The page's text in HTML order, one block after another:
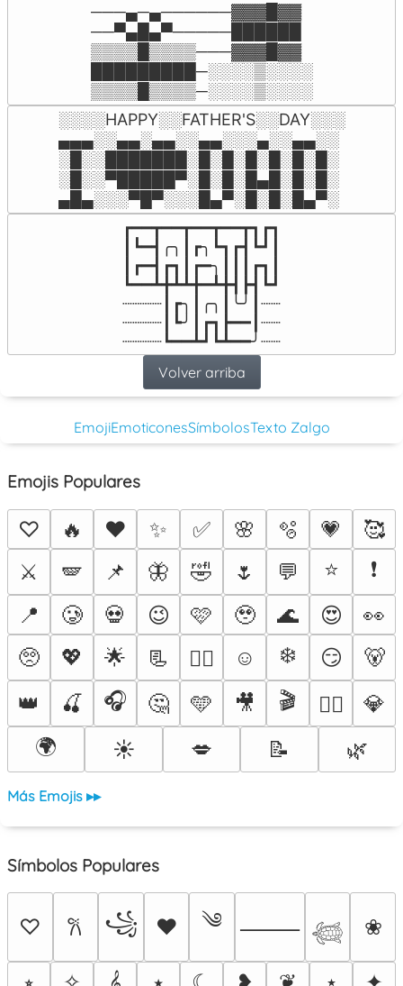
───▄─▄──────▓▓▓█▓▓
──▀▄█▄▀─────██████
▒▒▒▒█▒▒▒▒───▓▓▓█▓▓
█████████─░░░░▒░░░░
▒▒▒▒█▒▒▒▒─░░░░▒░░░░
░░░░HAPPY░░FATHER'S░░DAY░░░
▄▄▄░░▄▄░▄▄░░▄▄░░░▄░░▄▄░░
░█░░███████░█░█░█░█░█░█░
░█░░▀█████▀░█░█░█▄█░█░█░
▄█▄░░░▀█▀░░░█▄▀░█░█░█▄▀░
┏━━┳━━┳━━┳━━┳┓┏┓
┃┗━┫╭╮┃┏╮┗┓┏┫┗┛┃
┃┏━┫┏┓┃┏━╮┃┃┃┏┓┃
┗━━┻╋┻┻╋━┻╋┫┣┫┗┛
┈┈┈┈┃┏╮┃╭╮┃╰╯┃┈┈
┈┈┈┈┃┗╯┃┏┓┣━━┃┈┈
┈┈┈┈┗━━┻┛┗┻━━╯┈┈
Volver arriba
EmojiEmoticonesSímbolosTexto Zalgo
Emojis Populares
♡ 🔥 ❤️ ✨ ✅ 🌸 🫧 💗
🥰
⚔️
🪽 📌 🦋 🤣 🌷 💬 ⭐
❗
📍
🥲 💀 😉 🩷 🥹 🌊 😍
👀
🥺
💖 🌟 📃 ❤️‍🔥 ☺️ ❄️ 😏
🐻
👑
🍒 🎧 🤔 🩵 🎥 🎬 🐦‍🔥
💎
🌍
☀️ 💋 📝 🌿
Más Emojis ▸▸
Símbolos Populares
♡ 𐙚 ꧁ ♥ ༄ ⸻ 𓆉 ❀